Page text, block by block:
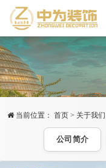
当前位置： 首页 > 关于我们
公司简介